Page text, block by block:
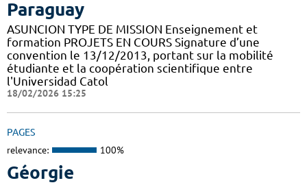
Paraguay
ASUNCION TYPE DE MISSION Enseignement et
formation PROJETS EN COURS Signature d’une
convention le 13/12/2013, portant sur la mobilité
étudiante et la coopération scientifique entre
l'Universidad Catol
18/02/2026 15:25
PAGES
relevance: 100%
Géorgie